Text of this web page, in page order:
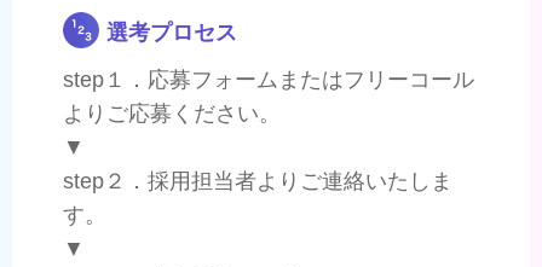
選考プロセス
step１．応募フォームまたはフリーコール
よりご応募ください。
▼
step２．採用担当者よりご連絡いたしま
す。
▼